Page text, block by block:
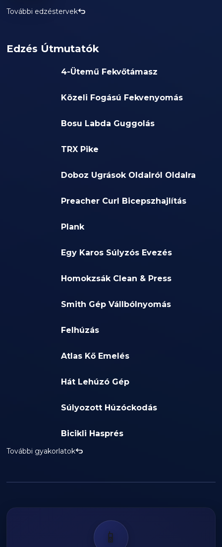
További edzéstervek
Edzés Útmutatók
4-Ütemű Fekvőtámasz
Közeli Fogású Fekvenyomás
Bosu Labda Guggolás
TRX Pike
Doboz Ugrások Oldalról Oldalra
Preacher Curl Bicepszhajlítás
Plank
Egy Karos Súlyzós Evezés
Homokzsák Clean & Press
Smith Gép Vállbólnyomás
Felhúzás
Atlas Kő Emelés
Hát Lehúzó Gép
Súlyozott Húzóckodás
Bicikli Hasprés
További gyakorlatok
📱